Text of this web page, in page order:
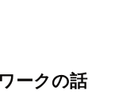
ークの話